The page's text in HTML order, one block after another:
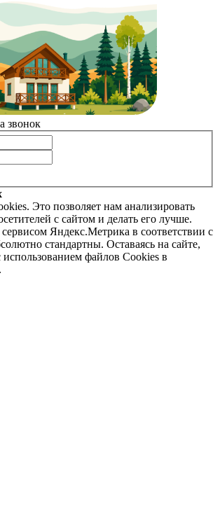
звонок
Это позволяет нам анализировать
с сайтом и делать его лучше.
Яндекс.Метрика в соответствии с
стандартны. Оставаясь на сайте,
использованием файлов Cookies в